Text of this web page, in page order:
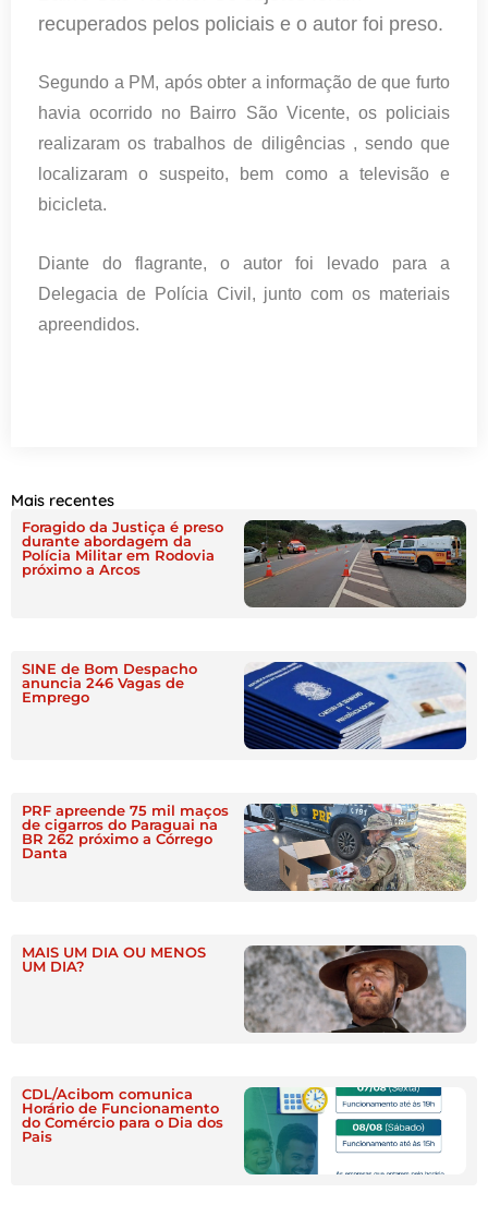
recuperados pelos policiais e o autor foi preso.
Segundo a PM, após obter a informação de que furto
havia ocorrido no Bairro São Vicente, os policiais
realizaram os trabalhos de diligências , sendo que
localizaram o suspeito, bem como a televisão e
bicicleta.
Diante do flagrante, o autor foi levado para a
Delegacia de Polícia Civil, junto com os materiais
apreendidos.
Mais recentes
Foragido da Justiça é preso
durante abordagem da
Polícia Militar em Rodovia
próximo a Arcos
SINE de Bom Despacho
anuncia 246 Vagas de
Emprego
PRF apreende 75 mil maços
de cigarros do Paraguai na
BR 262 próximo a Córrego
Danta
MAIS UM DIA OU MENOS
UM DIA?
CDL/Acibom comunica
Horário de Funcionamento
do Comércio para o Dia dos
Pais